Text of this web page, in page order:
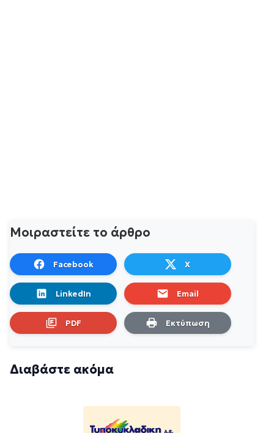
Μοιραστείτε το άρθρο
Facebook X
LinkedIn Email
PDF Εκτύπωση
Διαβάστε ακόμα